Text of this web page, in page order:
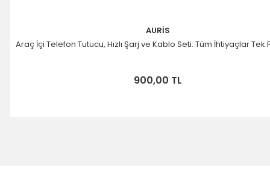
AURİS
Araç İçi Telefon Tutucu, Hızlı Şarj ve Kablo Seti: Tüm İhtiyaçlar Tek
900,00 TL